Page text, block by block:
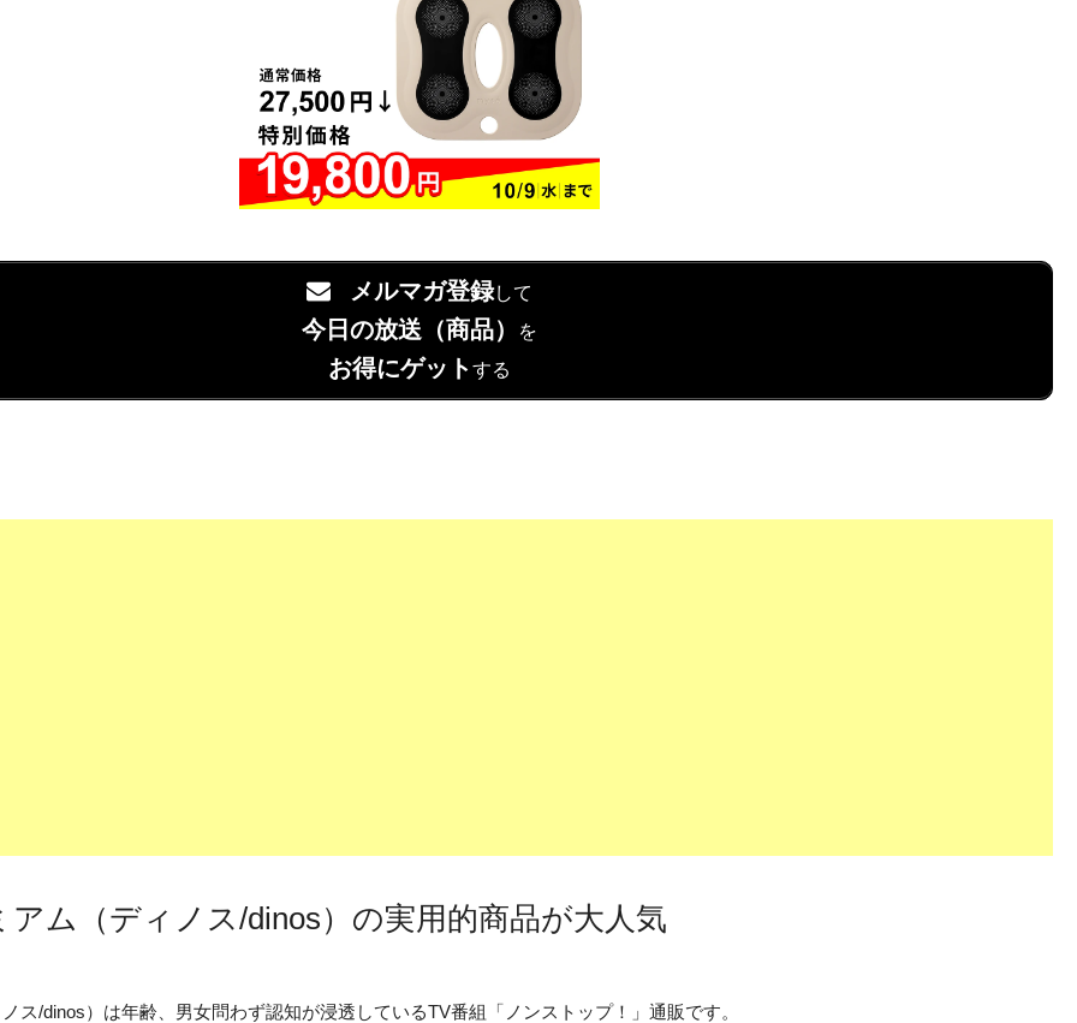
メルマガ登録して
今日の放送（商品） を
お得にゲットする
ム（ディノス/dinos）の実用的商品が大人気
ス/dinos）は年齢、男女問わず認知が浸透しているTV番組「ノンストップ！」通販です。